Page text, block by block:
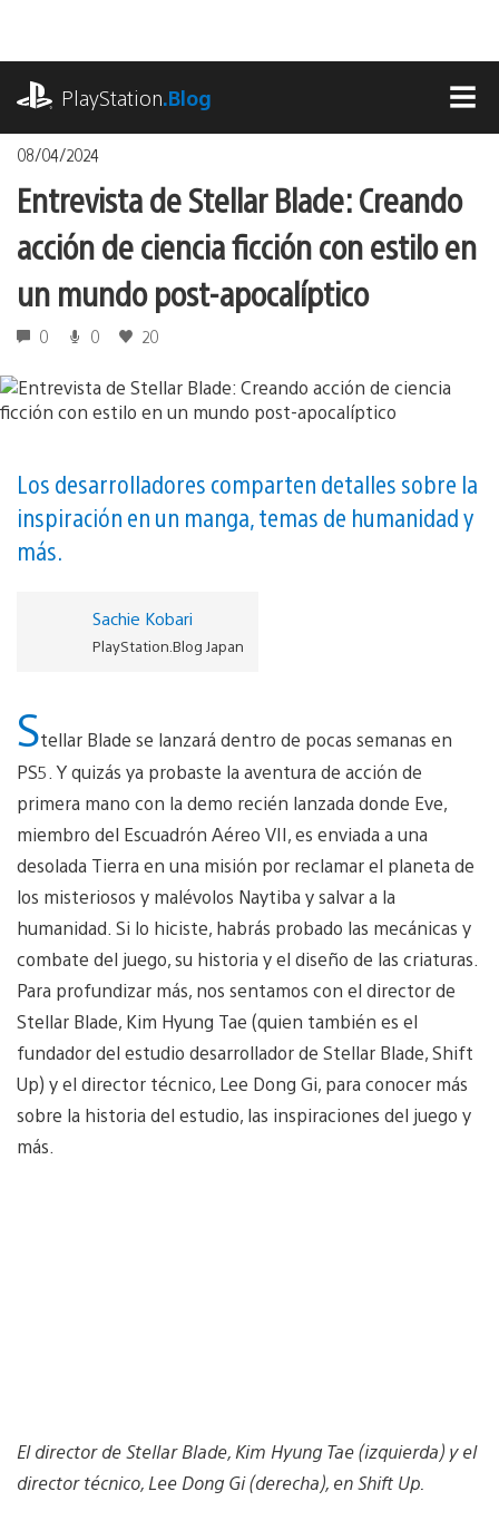
contenido
PlayStation.Blog
08/04/2024
Entrevista de Stellar Blade: Creando
acción de ciencia ficción con estilo en
un mundo post-apocalíptico
0 0 20
Los desarrolladores comparten detalles sobre la
inspiración en un manga, temas de humanidad y
más.
Sachie Kobari
PlayStation.Blog Japan
Stellar Blade se lanzará dentro de pocas semanas en
PS5. Y quizás ya probaste la aventura de acción de
primera mano con la demo recién lanzada donde Eve,
miembro del Escuadrón Aéreo VII, es enviada a una
desolada Tierra en una misión por reclamar el planeta de
los misteriosos y malévolos Naytiba y salvar a la
humanidad. Si lo hiciste, habrás probado las mecánicas y
combate del juego, su historia y el diseño de las criaturas.
Para profundizar más, nos sentamos con el director de
Stellar Blade, Kim Hyung Tae (quien también es el
fundador del estudio desarrollador de Stellar Blade, Shift
Up) y el director técnico, Lee Dong Gi, para conocer más
sobre la historia del estudio, las inspiraciones del juego y
más.
El director de Stellar Blade, Kim Hyung Tae (izquierda) y el
director técnico, Lee Dong Gi (derecha), en Shift Up.